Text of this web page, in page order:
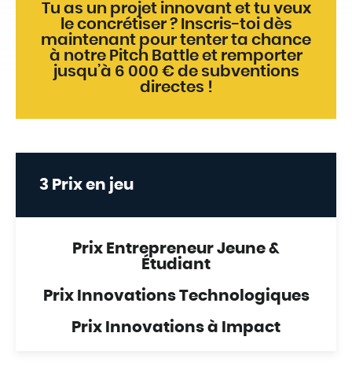
Tu as un projet innovant et tu veux
le concrétiser ? Inscris-toi dès
maintenant pour tenter ta chance
à notre Pitch Battle et remporter
jusqu’à 6 000 € de subventions
directes !
3 Prix en jeu
Prix Entrepreneur Jeune &
Étudiant
Prix Innovations Technologiques
Prix Innovations à Impact